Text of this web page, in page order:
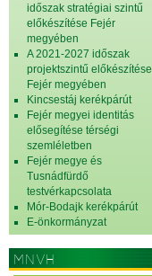
időszak stratégiai szintű
előkészítése Fejér
megyében
A 2021-2027 időszak
projektszintű előkészítése
Fejér megyében
Kincsestáj kerékpárút
Fejér megyei identitás
elősegítése térségi
szemléletben
Fejér megye és
Tusnádfürdő
testvérkapcsolata
Mór-Bodajk kerékpárút
E-önkormányzat
MNVH